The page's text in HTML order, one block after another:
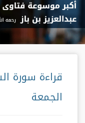
قراءة سورة
الجمعة